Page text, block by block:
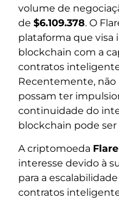
volume de
de $6.109.378. O
plataforma que visa
blockchain com a
contratos
Recentemente, não
possam ter
continuidade do
blockchain pode
A criptomoeda Flare
interesse devido à
para a
contratos